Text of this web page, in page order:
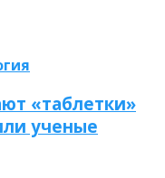
«таблетки»
ученые